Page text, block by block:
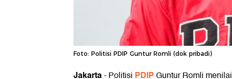
Foto: Politisi PDIP Guntur Romli (dok pribadi)
Jakarta-Politisi PDIPGuntur Romli menilai